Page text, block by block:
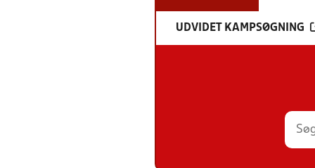
UDVIDET KAMPSØGNING